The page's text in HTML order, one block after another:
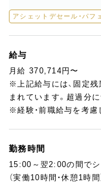
基本的な仕事に加えて、
などの事務作業もお任せ
味、見た目、サービス
フェを提供しています。
アシェットデセール・パフ
給与
月給 370,714円〜
※上記給与には、固定残
まれています。超過分
※経験・前職給与を考慮
勤務時間
15:00～翌2:00の間でシ
（実働10時間・休憩1時間